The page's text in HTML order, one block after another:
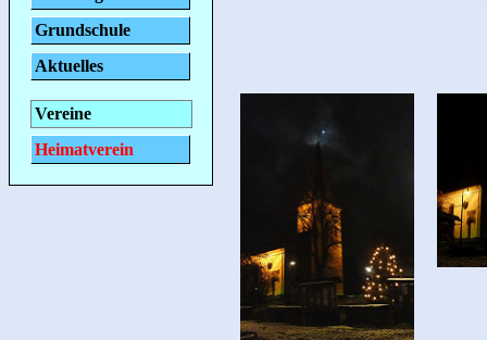
Grundschule
Aktuelles
Vereine
Heimatverein